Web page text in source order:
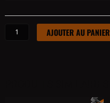
(TEAM
AJOUTER AU PANIER